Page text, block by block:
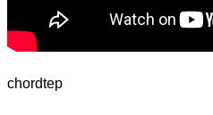
chordtep